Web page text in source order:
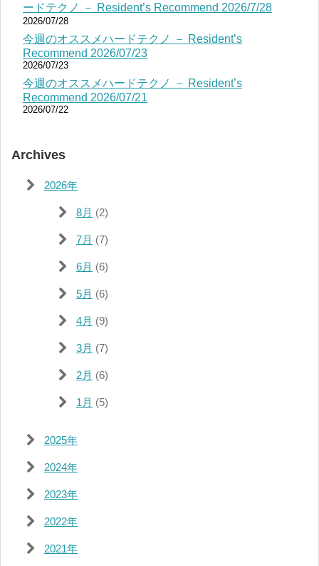
ードテクノ － Resident’s Recommend 2026/7/28
2026/07/28
今週のオススメハードテクノ － Resident’s
Recommend 2026/07/23
2026/07/23
今週のオススメハードテクノ － Resident’s
Recommend 2026/07/21
2026/07/22
Archives
2026年
8月 (2)
7月 (7)
6月 (6)
5月 (6)
4月 (9)
3月 (7)
2月 (6)
1月 (5)
2025年
2024年
2023年
2022年
2021年